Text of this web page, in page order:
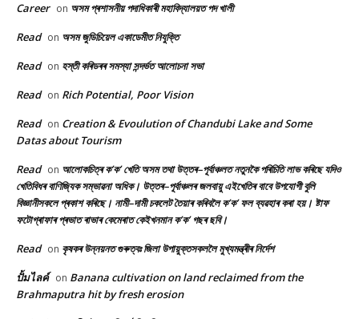
Career on অসম প্ৰশাসনীয় পদাধিকাৰী মহাবিদ্যালয়ত পদ খালী
Read on অসম জুডিচিয়েল একাডেমীত নিযুক্তি
Read on হস্তী কৰিডৰৰ সমস্যা সন্দৰ্ভত আলোচনা সভা
Read on Rich Potential, Poor Vision
Read on Creation & Evoulution of Chandubi Lake and Some
Datas about Tourism
Read on আলোকচিত্ৰ ক’ক’ খেতি অসম তথা উত্তৰ–পূৰ্বাঞ্চলত নতুনকৈ পৰিচিতি লাভ কৰিছে যদিও
খেতিবিধৰ বাণিজ্যিক সম্ভাৱনা অধিক। উত্তৰ–পূৰ্বাঞ্চলৰ জলবায়ু এইখেতিৰ বাবে উপযোগী বুলি
বিজ্ঞানীসকলে প্ৰকাশ কৰিছে। নামী–দামী চকলেট তৈয়াৰ কৰিবলৈ ক’ক’ ফল ব্যৱহাৰ কৰা হয়। ষ্টাফ
ফটোগ্ৰাফাৰ প্ৰভাত ৰাভাৰ কেমেৰাত কেইখনমান ক’ক’ গছৰ ছবি।
Read on কৃষকৰ উন্নয়নত গুৰুত্বঃ জিলা উপায়ুক্তসকললৈ মুখ্যমন্ত্ৰীৰ নিৰ্দেশ
ปั้มไลค์ on Banana cultivation on land reclaimed from the
Brahmaputra hit by fresh erosion